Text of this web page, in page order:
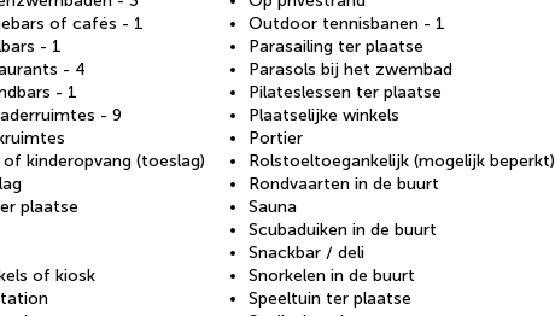
of cafés - 1
- 1
- 4
- 1
- 9
kinderopvang (toeslag)
plaatse
of kiosk
Outdoor tennisbanen - 1
Parasailing ter plaatse
Parasols bij het zwembad
Pilateslessen ter plaatse
Plaatselijke winkels
Portier
Rolstoeltoegankelijk (mogelijk beperkt)
Rondvaarten in de buurt
Sauna
Scubaduiken in de buurt
Snackbar / deli
Snorkelen in de buurt
Speeltuin ter plaatse